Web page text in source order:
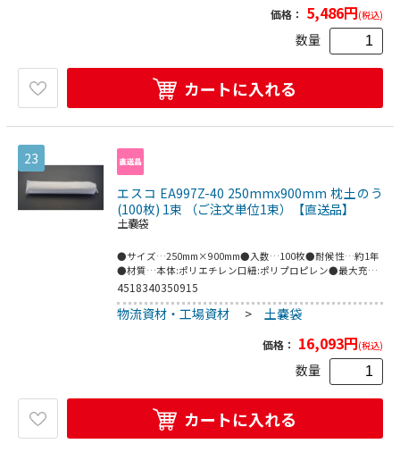
して。●幅(mm)：260●奥行(mm)：245●高さ(mm)：385●
折り畳み時高さ(mm)：460●土のう袋推奨サイズ(mm)：幅
480×高さ620●土のう袋推奨サイズ：幅480×高さ
620mm●スチール(ユニクロメッキ)●本体は安定した地面の
上に設置し、ご使用ください。
価格： 5,486円(税込)
数量
カートに入れる
23
エスコ EA997Z-40 250mmx900mm 枕土のう
(100枚) 1束 （ご注文単位1束）【直送品】
土嚢袋
●サイズ…250mm×900mm●入数…100枚●耐候性…約1年
●材質…本体:ポリエチレン口紐:ポリプロピレン●最大充填
質量…20~25kg●道路工事の排水､ゲリラ豪雨対策に｡●積み
4518340350915
物流資材・工場資材 > 土嚢袋
価格： 16,093円(税込)
数量
カートに入れる